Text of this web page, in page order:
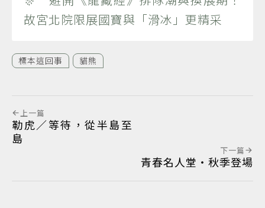
故宮北院限展國寶與「滑冰」更精采
標本這回事 貓熊
上一篇
勒虎／等待，從半島至
島
下一篇
青春名人堂‧秋季登場